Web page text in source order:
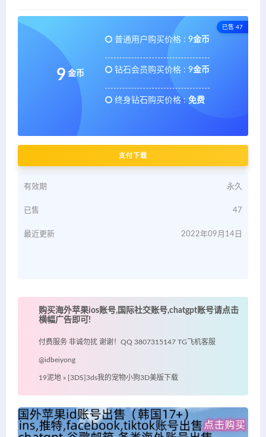
已售 47
9 金币
普通用户购买价格 : 9金币
钻石会员购买价格 : 9金币
终身钻石购买价格 : 免费
支付下载
有效期 永久
已售 47
最近更新 2022年09月14日
购买海外苹果ios账号,国际社交账号,chatgpt账号请点击
横幅广告即可!
付费服务 非诚勿扰 谢谢！QQ 3807315147 TG飞机客服
@idbeiyong
19泥地 » [3DS]3ds我的宠物小狗3D美版下载